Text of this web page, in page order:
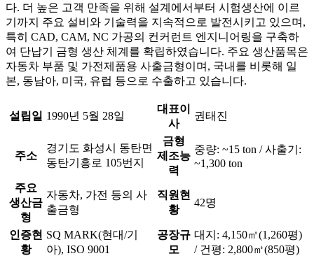
다. 더 높은 고객 만족을 위해 설계에서부터 시험생산에 이르
기까지 주요 설비와 기술력을 지속적으로 발전시키고 있으며,
특히 CAD, CAM, NC 가공의 컨커런트 엔지니어링을 구축하
여 단납기 금형 생산 체계를 확립하였습니다. 주요 생산품목은
자동차 부품 및 가전제품용 사출금형이며, 국내를 비롯해 일
본, 동남아, 미국, 유럽 등으로 수출하고 있습니다.
설립일 1990년 5월 28일
대표이
사
권태진
주소
경기도 화성시 동탄면
동탄기흥로 105번지
금형
제조능
력
중량: ~15 ton / 사출기:
~1,300 ton
주요
생산금
형
자동차, 가전 등의 사
출금형
직원현
황
42명
인증현
황
SQ MARK(현대/기
아), ISO 9001
공장규
모
대지: 4,150㎡(1,260평)
/ 건평: 2,800㎡(850평)